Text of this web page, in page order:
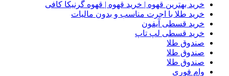
خرید بهترین قهوه | خرید قهوه | قهوه گرنیکا کافی
خرید طلا با اجرت مناسب و بدون مالیات
خرید قسطی آیفون
خرید قسطی لپ تاپ
صندوق طلا
صندوق طلا
صندوق طلا
وام فوری